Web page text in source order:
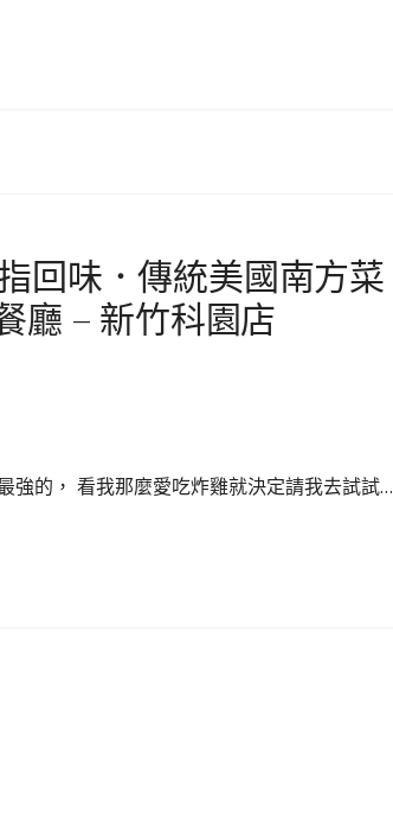
回味．傳統美國南方菜
廳 – 新竹科園店
強的， 看我那麼愛吃炸雞就決定請我去試試…